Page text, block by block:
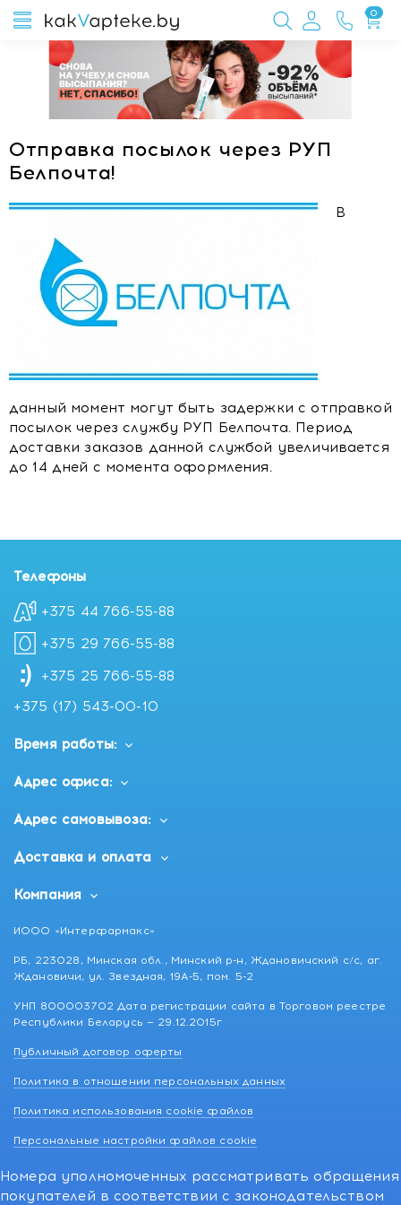
0
Отправка посылок через РУП
Белпочта!
В
данный момент могут быть задержки с отправкой
посылок через службу РУП Белпочта. Период
доставки заказов данной службой увеличивается
до 14 дней с момента оформления.
Телефоны
+375 44 766-55-88
+375 29 766-55-88
+375 25 766-55-88
+375 (17) 543-00-10
Время работы:
Адрес офиса:
Адрес самовывоза:
Доставка и оплата
Компания
ИООО «Интерфармакс»
РБ, 223028, Минская обл., Минский р-н, Ждановичский с/с, аг.
Ждановичи, ул. Звездная, 19А-5, пом. 5-2
УНП 800003702 Дата регистрации сайта в Торговом реестре
Республики Беларусь — 29.12.2015г
Публичный договор оферты
Политика в отношении персональных данных
Политика использования cookie файлов
Персональные настройки файлов cookie
Номера уполномоченных рассматривать обращения
покупателей в соответствии с законодательством